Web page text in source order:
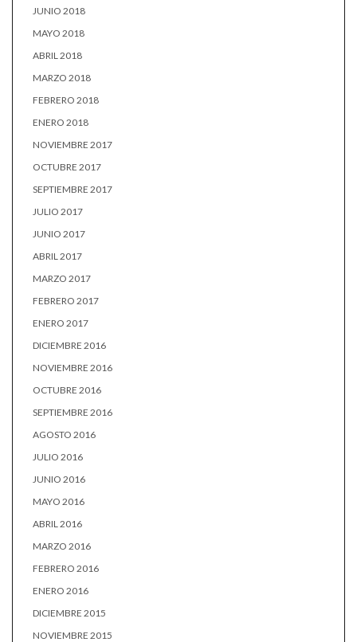
JUNIO 2018
MAYO 2018
ABRIL 2018
MARZO 2018
FEBRERO 2018
ENERO 2018
NOVIEMBRE 2017
OCTUBRE 2017
SEPTIEMBRE 2017
JULIO 2017
JUNIO 2017
ABRIL 2017
MARZO 2017
FEBRERO 2017
ENERO 2017
DICIEMBRE 2016
NOVIEMBRE 2016
OCTUBRE 2016
SEPTIEMBRE 2016
AGOSTO 2016
JULIO 2016
JUNIO 2016
MAYO 2016
ABRIL 2016
MARZO 2016
FEBRERO 2016
ENERO 2016
DICIEMBRE 2015
NOVIEMBRE 2015